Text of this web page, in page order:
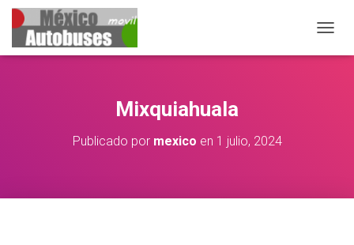
Mixquiahuala
Publicado por mexico en 1 julio, 2024